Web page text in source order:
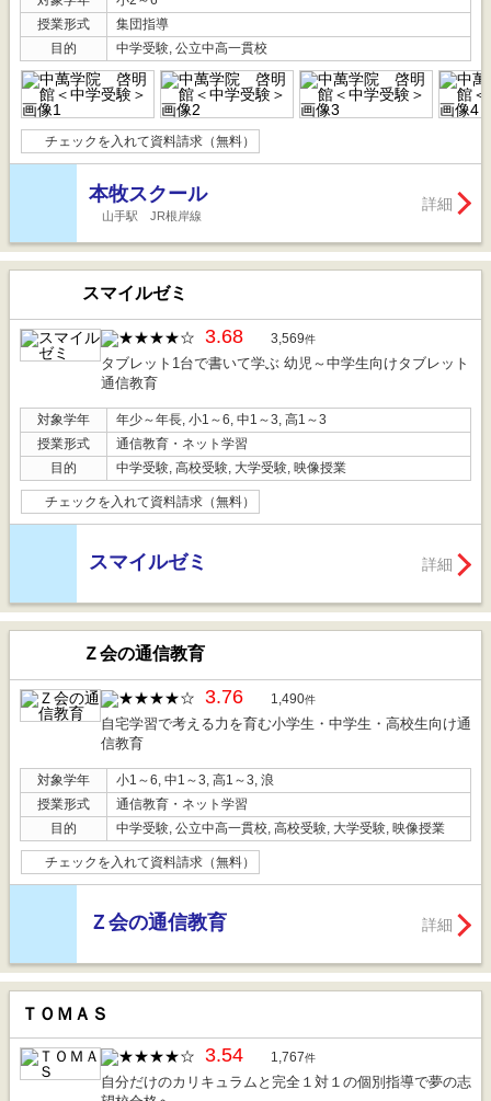
授業形式
集団指導
目的
中学受験, 公立中高一貫校
チェックを入れて資料請求（無料）
本牧スクール
山手駅 JR根岸線
詳細
スマイルゼミ
3.68 3,569件
タブレット1台で書いて学ぶ 幼児～中学生向けタブレット
通信教育
対象学年
年少～年長, 小1～6, 中1～3, 高1～3
授業形式
通信教育・ネット学習
目的
中学受験, 高校受験, 大学受験, 映像授業
チェックを入れて資料請求（無料）
スマイルゼミ 詳細
Ｚ会の通信教育
3.76 1,490件
自宅学習で考える力を育む小学生・中学生・高校生向け通
信教育
対象学年
小1～6, 中1～3, 高1～3, 浪
授業形式
通信教育・ネット学習
目的
中学受験, 公立中高一貫校, 高校受験, 大学受験, 映像授業
チェックを入れて資料請求（無料）
Ｚ会の通信教育 詳細
ＴＯＭＡＳ
3.54 1,767件
自分だけのカリキュラムと完全１対１の個別指導で夢の志